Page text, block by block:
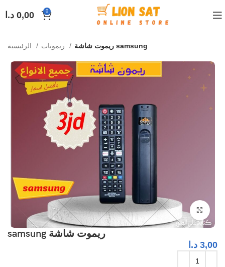
0
0,00 د.ا
ريموت شاشة samsung
Click to enlarge
ريموت شاشة samsung
3,00 د.ا